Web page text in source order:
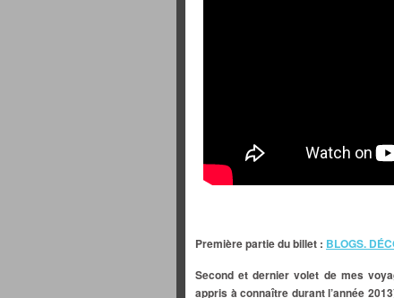
Première partie du billet : BLOGS.
Second et dernier volet de mes
appris à connaître durant l’année